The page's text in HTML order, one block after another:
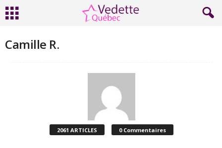
Camille R.
2061 ARTICLES 0 Commentaires